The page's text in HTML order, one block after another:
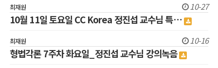
최재원 10-27
10월 11일 토요일 CC Korea 정진섭 교수님 특…
최재원 10-16
형법각론 7주차 화요일_정진섭 교수님 강의녹음